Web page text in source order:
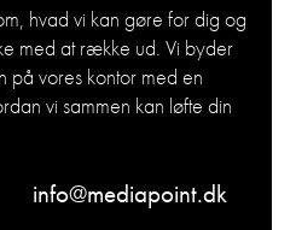
hvad vi kan gøre for dig og
med at række ud. Vi byder
på vores kontor med en
vi sammen kan løfte din
info@mediapoint.dk